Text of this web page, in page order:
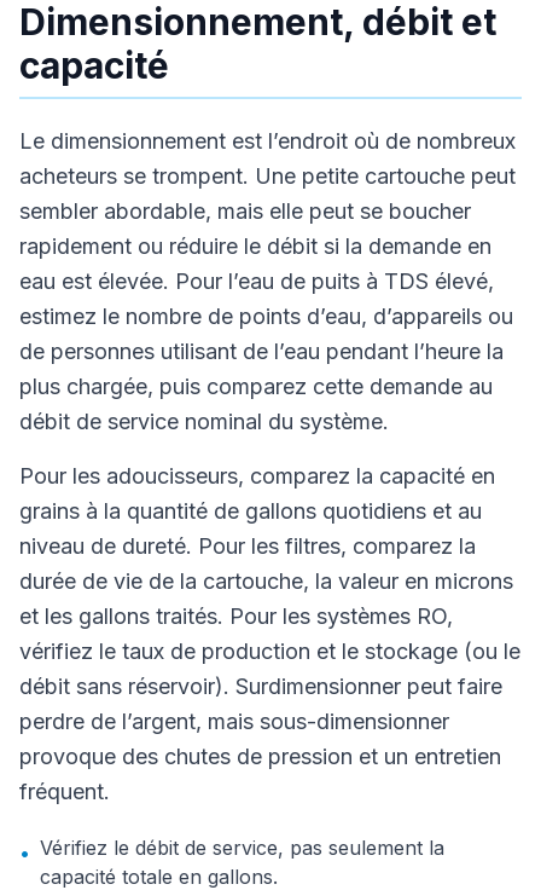
Dimensionnement, débit et
capacité
Le dimensionnement est l’endroit où de nombreux
acheteurs se trompent. Une petite cartouche peut
sembler abordable, mais elle peut se boucher
rapidement ou réduire le débit si la demande en
eau est élevée. Pour l’eau de puits à TDS élevé,
estimez le nombre de points d’eau, d’appareils ou
de personnes utilisant de l’eau pendant l’heure la
plus chargée, puis comparez cette demande au
débit de service nominal du système.
Pour les adoucisseurs, comparez la capacité en
grains à la quantité de gallons quotidiens et au
niveau de dureté. Pour les filtres, comparez la
durée de vie de la cartouche, la valeur en microns
et les gallons traités. Pour les systèmes RO,
vérifiez le taux de production et le stockage (ou le
débit sans réservoir). Surdimensionner peut faire
perdre de l’argent, mais sous-dimensionner
provoque des chutes de pression et un entretien
fréquent.
• Vérifiez le débit de service, pas seulement la
capacité totale en gallons.